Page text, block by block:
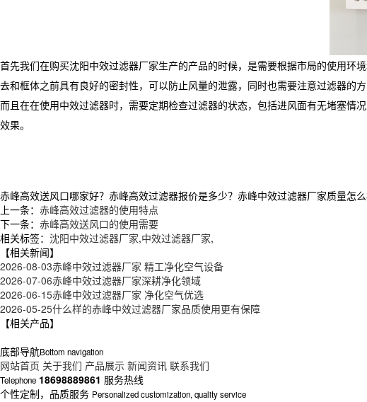
首先我们在购买沈阳中效过滤器厂家生产的产品的时候，是需要根据市局的使用
去和框体之前具有良好的密封性，可以防止风量的泄露，同时也需要注意过滤器的
而且在在使用中效过滤器时，需要定期检查过滤器的状态，包括进风面有无堵塞
效果。
赤峰高效送风口哪家好？赤峰高效过滤器报价是多少？赤峰中效过滤器厂家质量
上一条： 赤峰高效过滤器的使用特点
下一条： 赤峰高效送风口的使用需要
相关标签： 沈阳中效过滤器厂家,中效过滤器厂家,
【相关新闻】
2026-08-03赤峰中效过滤器厂家 精工净化空气设备
2026-07-06赤峰中效过滤器厂家深耕净化领域
2026-06-15赤峰中效过滤器厂家 净化空气优选
2026-05-25什么样的赤峰中效过滤器厂家品质使用更有保障
【相关产品】
底部导航Bottom navigation
网站首页 关于我们 产品展示 新闻资讯 联系我们
Telephone 18698889861 服务热线
个性定制，品质服务 Personalized customization, quality service